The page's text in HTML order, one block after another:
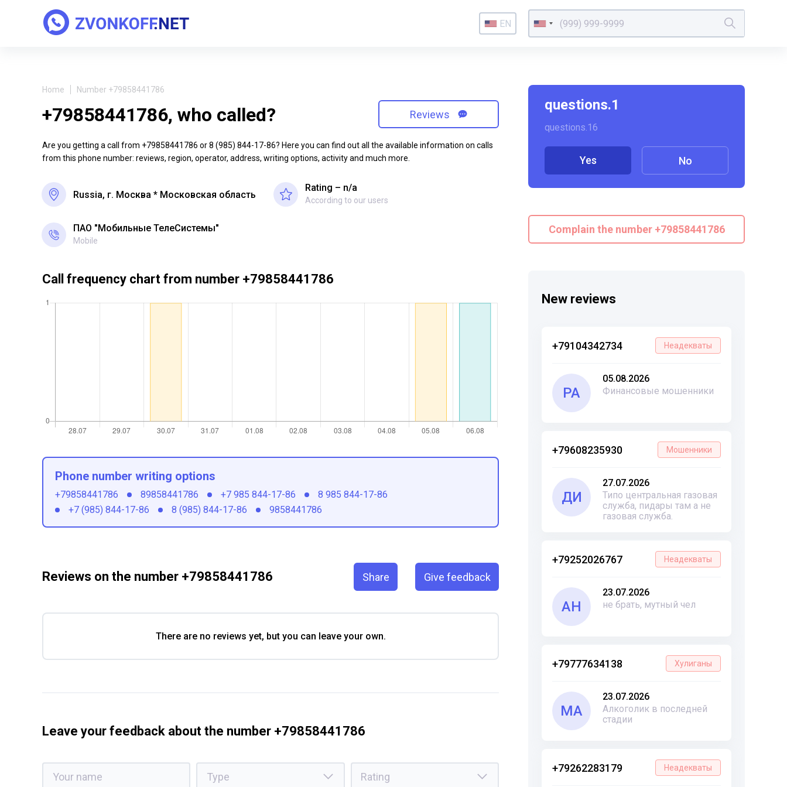
EN
Home Number +79858441786
+79858441786, who called? Reviews
Are you getting a call from +79858441786 or 8 (985) 844-17-86? Here you can find out all the available information on calls
from this phone number: reviews, region, operator, address, writing options, activity and much more.
Russia, г. Москва * Московская область
Rating – n/a
According to our users
ПАО "Мобильные ТелеСистемы"
Mobile
questions.1
questions.16
Yes No
Complain the number +79858441786
New reviews
+79104342734 Неадекваты
РА
05.08.2026
Финансовые мошенники
+79608235930 Мошенники
ДИ
27.07.2026
Типо центральная газовая
служба, пидары там а не
газовая служба.
+79252026767 Неадекваты
АН
23.07.2026
не брать, мутный чел
+79777634138 Хулиганы
МА
23.07.2026
Алкоголик в последней
стадии
+79262283179 Неадекваты
Call frequency chart from number +79858441786
Phone number writing options
+79858441786 89858441786 +7 985 844-17-86
8 985 844-17-86
+7 (985) 844-17-86
8 (985) 844-17-86 9858441786
Reviews on the number +79858441786 Share Give feedback
There are no reviews yet, but you can leave your own.
Leave your feedback about the number +79858441786